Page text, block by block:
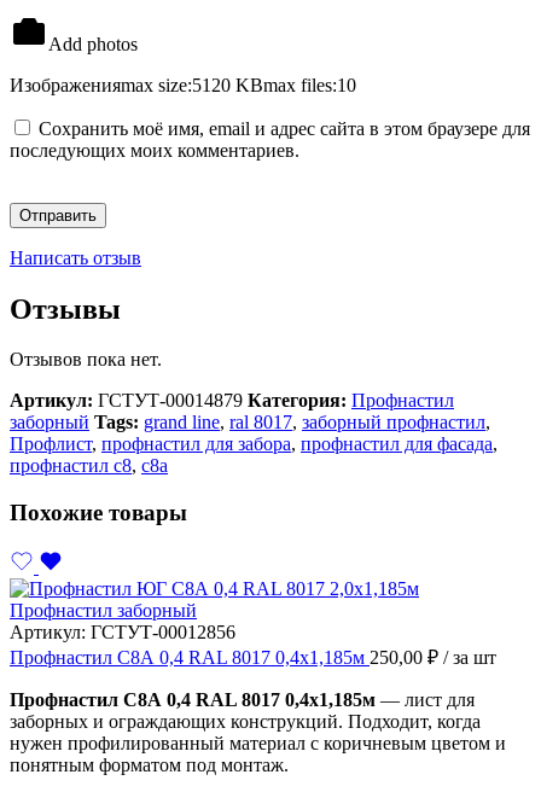
Add photos
Изображенияmax size:5120 KBmax files:10
Сохранить моё имя, email и адрес сайта в этом браузере для
последующих моих комментариев.
Написать отзыв
Отзывы
Отзывов пока нет.
Артикул: ГСТУТ-00014879 Категория: Профнастил
заборный Tags: grand line, ral 8017, заборный профнастил,
Профлист, профнастил для забора, профнастил для фасада,
профнастил с8, с8а
Похожие товары
Профнастил заборный
Артикул: ГСТУТ-00012856
Профнастил С8А 0,4 RAL 8017 0,4х1,185м 250,00 ₽ / за шт
Профнастил С8А 0,4 RAL 8017 0,4х1,185м — лист для
заборных и ограждающих конструкций. Подходит, когда
нужен профилированный материал с коричневым цветом и
понятным форматом под монтаж.